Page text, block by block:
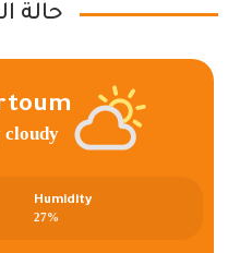
حالة
Humidity
27%